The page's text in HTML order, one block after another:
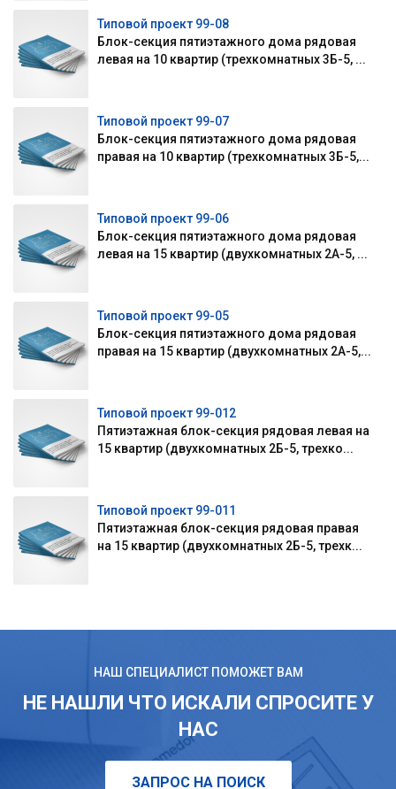
Типовой проект 99-08
Блок-секция пятиэтажного дома рядовая
левая на 10 квартир (трехкомнатных 3Б-5, ...
Типовой проект 99-07
Блок-секция пятиэтажного дома рядовая
правая на 10 квартир (трехкомнатных 3Б-5,...
Типовой проект 99-06
Блок-секция пятиэтажного дома рядовая
левая на 15 квартир (двухкомнатных 2А-5, ...
Типовой проект 99-05
Блок-секция пятиэтажного дома рядовая
правая на 15 квартир (двухкомнатных 2А-5,...
Типовой проект 99-012
Пятиэтажная блок-секция рядовая левая на
15 квартир (двухкомнатных 2Б-5, трехко...
Типовой проект 99-011
Пятиэтажная блок-секция рядовая правая
на 15 квартир (двухкомнатных 2Б-5, трехк...
НАШ СПЕЦИАЛИСТ ПОМОЖЕТ ВАМ
НЕ НАШЛИ ЧТО ИСКАЛИ СПРОСИТЕ У
НАС
ЗАПРОС НА ПОИСК